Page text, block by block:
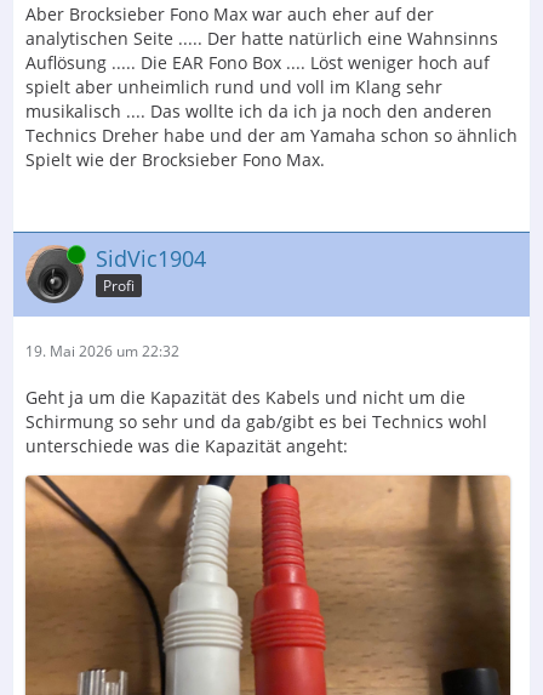
Aber Brocksieber Fono Max war auch eher auf der
analytischen Seite ..... Der hatte natürlich eine Wahnsinns
Auflösung ..... Die EAR Fono Box .... Löst weniger hoch auf
spielt aber unheimlich rund und voll im Klang sehr
musikalisch .... Das wollte ich da ich ja noch den anderen
Technics Dreher habe und der am Yamaha schon so ähnlich
Spielt wie der Brocksieber Fono Max.
Online SidVic1904
Profi
19. Mai 2026 um 22:32
Geht ja um die Kapazität des Kabels und nicht um die
Schirmung so sehr und da gab/gibt es bei Technics wohl
unterschiede was die Kapazität angeht: